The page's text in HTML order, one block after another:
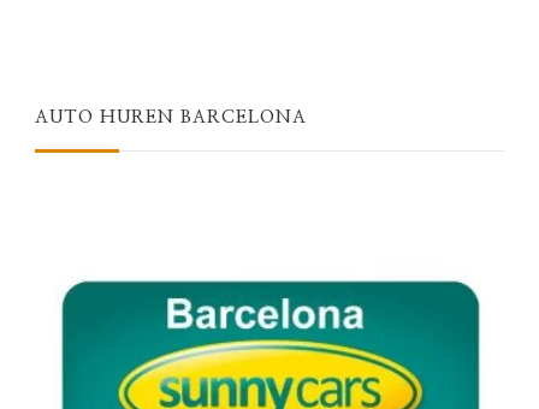
AUTO HUREN BARCELONA